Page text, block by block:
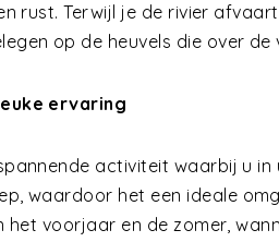
rust. Terwijl je de rivier
op de heuvels die over de
ervaring
activiteit waarbij u
waardoor het een ideale
het voorjaar en de zomer,